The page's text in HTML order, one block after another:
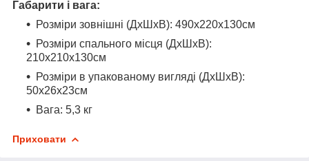
Габарити і вага:
Розміри зовнішні (ДхШхВ): 490х220х130см
Розміри спального місця (ДхШхВ):
210х210х130см
Розміри в упакованому вигляді (ДхШхВ):
50х26х23см
Вага: 5,3 кг
Приховати